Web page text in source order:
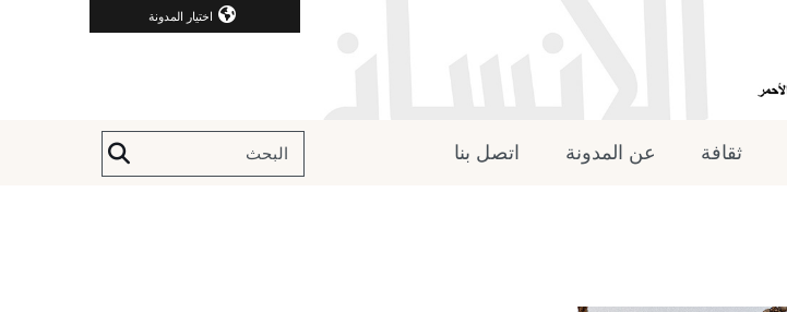
اختيار المدونة
ثقافة عن المدونة اتصل بنا